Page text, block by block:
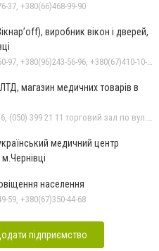
37, +380(66)468-99-90
виробник вікон і дверей,
магазин медичних товарів в
медичний центр
населення
59, +380(67)350-44-68
підприємство